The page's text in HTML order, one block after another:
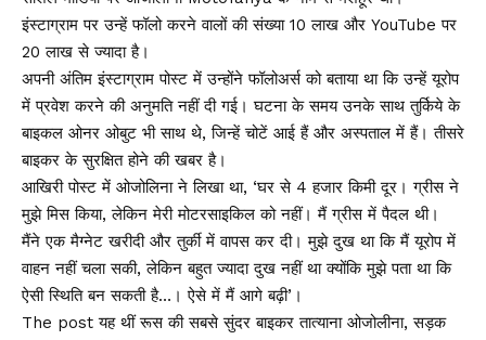
इंस्टाग्राम पर उन्हें फॉलो करने वालों की संख्या 10 लाख और YouTube पर
20 लाख से ज्यादा है।
अपनी अंतिम इंस्टाग्राम पोस्ट में उन्होंने फॉलोअर्स को बताया था कि उन्हें यूरोप
में प्रवेश करने की अनुमति नहीं दी गई। घटना के समय उनके साथ तुर्किये के
बाइकल ओनर ओबुट भी साथ थे, जिन्हें चोटें आई हैं और अस्पताल में हैं। तीसरे
बाइकर के सुरक्षित होने की खबर है।
आखिरी पोस्ट में ओजोलिना ने लिखा था, ‘घर से 4 हजार किमी दूर। ग्रीस ने
मुझे मिस किया, लेकिन मेरी मोटरसाइकिल को नहीं। मैं ग्रीस में पैदल थी।
मैंने एक मैग्नेट खरीदी और तुर्की में वापस कर दी। मुझे दुख था कि मैं यूरोप में
वाहन नहीं चला सकी, लेकिन बहुत ज्यादा दुख नहीं था क्योंकि मुझे पता था कि
ऐसी स्थिति बन सकती है…। ऐसे में मैं आगे बढ़ी’।
The post यह थीं रूस की सबसे सुंदर बाइकर तात्याना ओजोलीना, सड़क